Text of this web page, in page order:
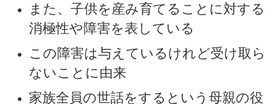
また、子供を産み育てることに対する
消極性や障害を表している
この障害は与えているけれど受け取ら
ないことに由来
家族全員の世話をするという母親の役